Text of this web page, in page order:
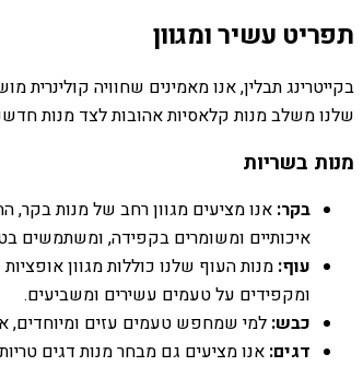
תפריט עשיר ומגוון
בקייטרינג תבלין, אנו מאמינים שחוויה
שלנו משלב מנות קלאסיות אהובות לצד מנות
מנות בשריות
בקר: אנו מציעים מגוון רחב של מנות בקר,
איכותיים ומשומרים בקפידה, ומשתמשים
עוף: מנות העוף שלנו כוללות מגוון
ומקפידים על טעמים עשירים ומשביעים.
כבש: למי שמחפש טעמים עזים ומיוחדים,
דגים: אנו מציעים גם מבחר מנות דגים